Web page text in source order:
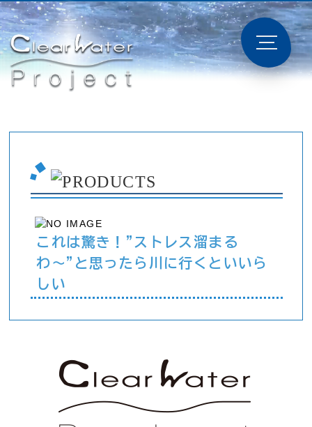
これは驚き！"ストレス溜まる
わ〜"と思ったら川に行くといいら
しい